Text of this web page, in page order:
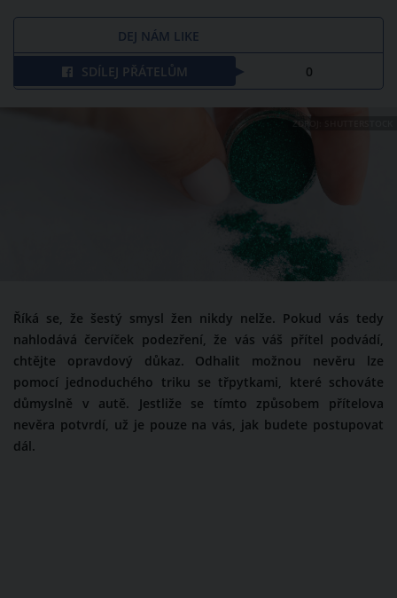
DEJ NÁM LIKE
SDÍLEJ PŘÁTELŮM 0
ZDROJ: SHUTTERSTOCK
Říká se, že šestý smysl žen nikdy nelže. Pokud vás tedy
nahlodává červíček podezření, že vás váš přítel podvádí,
chtějte opravdový důkaz. Odhalit možnou nevěru lze
pomocí jednoduchého triku se třpytkami, které schováte
důmyslně v autě. Jestliže se tímto způsobem přítelova
nevěra potvrdí, už je pouze na vás, jak budete postupovat
dál.